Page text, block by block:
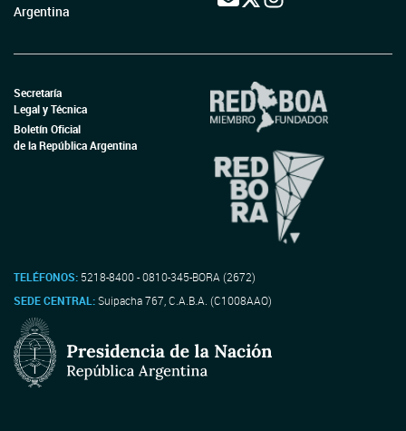
Argentina
Secretaría
Legal y Técnica
Boletín Oficial
de la República Argentina
TELÉFONOS: 5218-8400 - 0810-345-BORA (2672)
SEDE CENTRAL:Suipacha 767, C.A.B.A. (C1008AAO)